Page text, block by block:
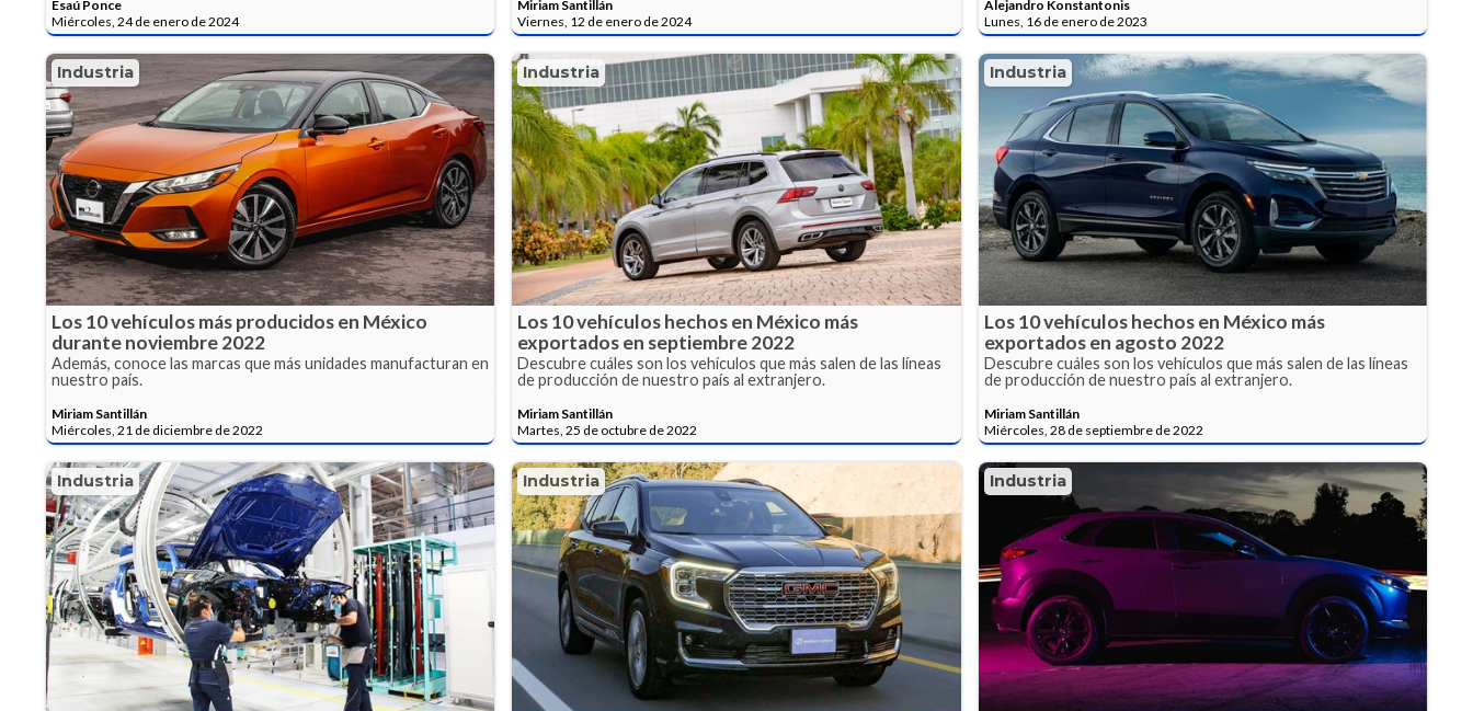
Esaú Ponce
Miércoles, 24 de enero de 2024
Miriam Santillán
Viernes, 12 de enero de 2024
Alejandro Konstantonis
Lunes, 16 de enero de 2023
Industria
Los 10 vehículos más producidos en México
durante noviembre 2022
Además, conoce las marcas que más unidades manufacturan en
nuestro país.
Miriam Santillán
Miércoles, 21 de diciembre de 2022
Industria
Los 10 vehículos hechos en México más
exportados en septiembre 2022
Descubre cuáles son los vehículos que más salen de las líneas
de producción de nuestro país al extranjero.
Miriam Santillán
Martes, 25 de octubre de 2022
Industria
Los 10 vehículos hechos en México más
exportados en agosto 2022
Descubre cuáles son los vehículos que más salen de las líneas
de producción de nuestro país al extranjero.
Miriam Santillán
Miércoles, 28 de septiembre de 2022
Industria Industria Industria